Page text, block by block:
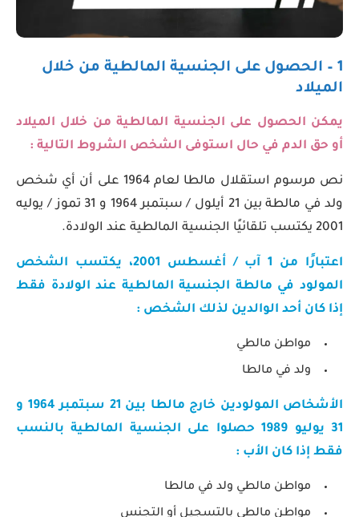
1 – الحصول على الجنسية المالطية من خلال
الميلاد
يمكن الحصول على الجنسية المالطية من خلال الميلاد
أو حق الدم في حال استوفى الشخص الشروط التالية :
نص مرسوم استقلال مالطا لعام 1964 على أن أي شخص
ولد في مالطة بين 21 أيلول / سبتمبر 1964 و 31 تموز / يوليه
2001 يكتسب تلقائيًا الجنسية المالطية عند الولادة.
اعتبارًا من 1 آب / أغسطس 2001، يكتسب الشخص
المولود في مالطة الجنسية المالطية عند الولادة فقط
إذا كان أحد الوالدين لذلك الشخص :
مواطن مالطي
ولد في مالطا
الأشخاص المولودين خارج مالطا بين 21 سبتمبر 1964 و
31 يوليو 1989 حصلوا على الجنسية المالطية بالنسب
فقط إذا كان الأب :
مواطن مالطي ولد في مالطا
مواطن مالطي بالتسجيل أو التجنس